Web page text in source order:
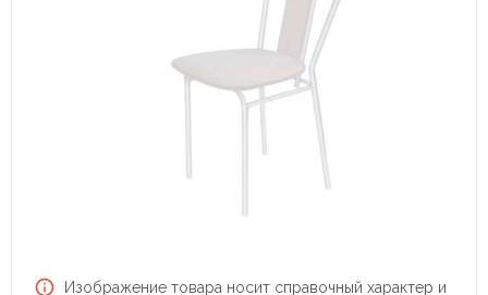
Изображение товара носит справочный характер и